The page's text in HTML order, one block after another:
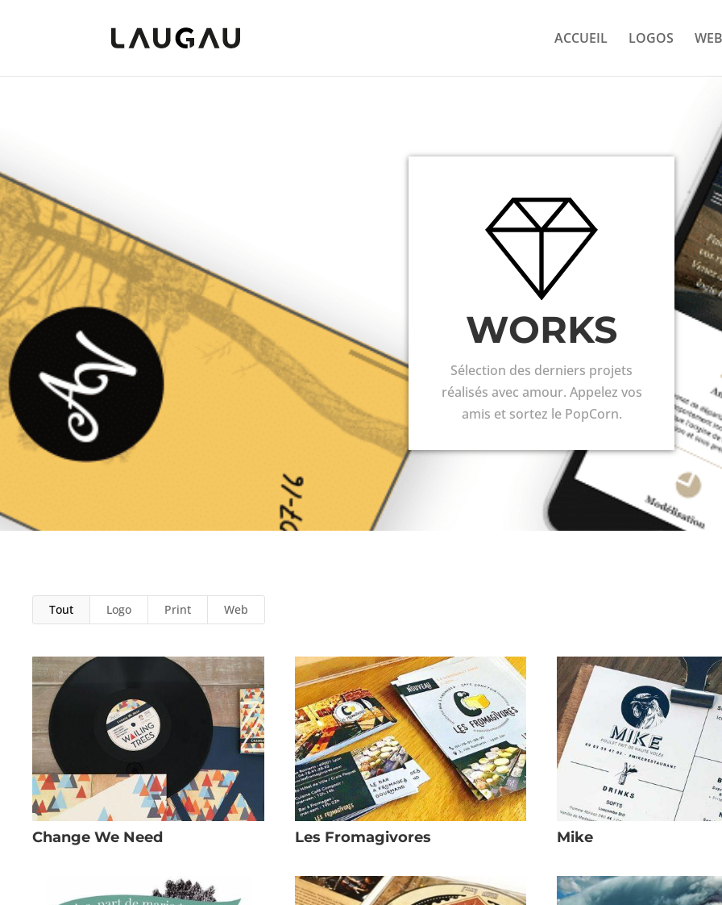
ACCUEIL LOGOS WEB
WORKS
Sélection des derniers projets
réalisés avec amour. Appelez vos
amis et sortez le PopCorn.
Tout Logo Print Web
Change We Need Les Fromagivores Mike